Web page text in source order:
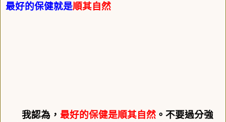
最好的保健就是順其自然
我認為， 最好的保健是順其自然 。不要過分強